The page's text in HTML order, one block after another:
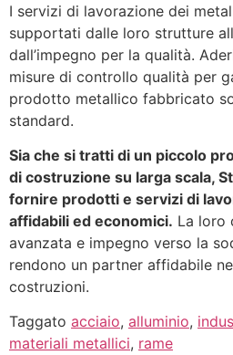
I servizi di lavorazione dei
supportati dalle loro strutture
dall’impegno per la qualità.
misure di controllo qualità per
prodotto metallico fabbricato
standard.
Sia che si tratti di un piccolo
di costruzione su larga scala,
fornire prodotti e servizi di
affidabili ed economici. La loro
avanzata e impegno verso la
rendono un partner affidabile
costruzioni.
Taggato acciaio, alluminio,
materiali metallici, rame